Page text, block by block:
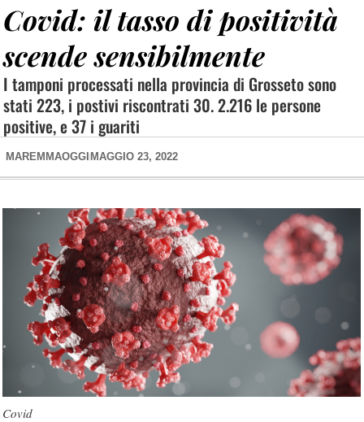
Covid: il tasso di positività
scende sensibilmente
I tamponi processati nella provincia di Grosseto sono
stati 223, i postivi riscontrati 30. 2.216 le persone
positive, e 37 i guariti
MAREMMAOGGI MAGGIO 23, 2022
Covid